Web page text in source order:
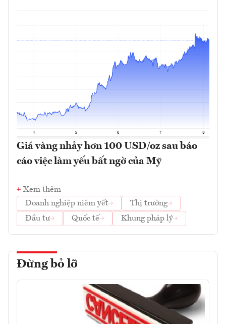
Giá vàng nhảy hơn 100 USD/oz sau báo
cáo việc làm yếu bất ngờ của Mỹ
Xem thêm
Doanh nghiệp niêm yết
Thị trường
Đầu tư
Quốc tế Khung pháp lý
Đừng bỏ lỡ